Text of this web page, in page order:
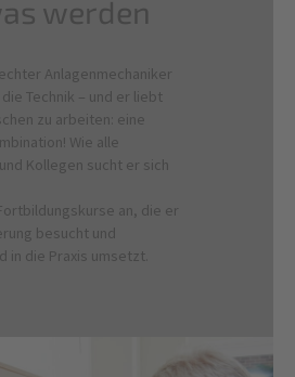
werden
Anlagenmechaniker
die Technik – und er liebt
zu arbeiten: eine
Wie alle
Kollegen sucht er sich
an, die er
besucht und
in die Praxis umsetzt.